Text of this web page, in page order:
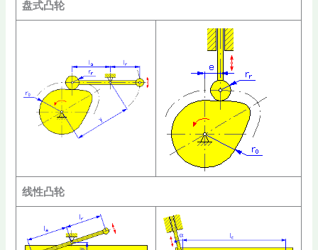
盘式凸轮
线性凸轮